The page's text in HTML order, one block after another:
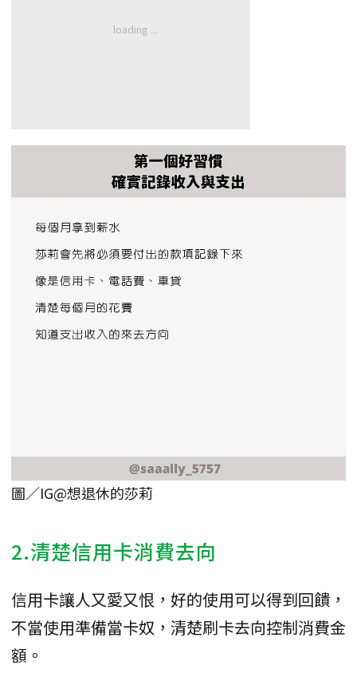
圖／IG@想退休的莎莉
2.清楚信用卡消費去向
信用卡讓人又愛又恨，好的使用可以得到回饋，
不當使用準備當卡奴，清楚刷卡去向控制消費金
額。